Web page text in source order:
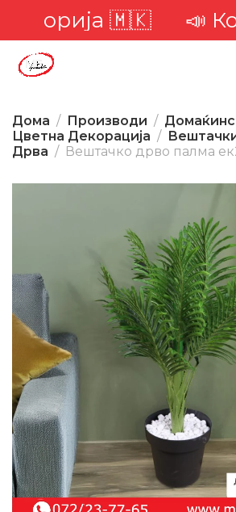
🇲🇰 📣
Дома Производи
Цветна Декорација
Дрва
Вештачко дрво палма